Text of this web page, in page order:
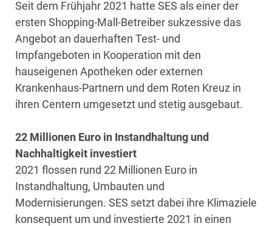
Seit dem Frühjahr 2021 hatte SES als einer der
ersten Shopping-Mall-Betreiber sukzessive das
Angebot an dauerhaften Test- und
Impfangeboten in Kooperation mit den
hauseigenen Apotheken oder externen
Krankenhaus-Partnern und dem Roten Kreuz in
ihren Centern umgesetzt und stetig ausgebaut.
22 Millionen Euro in Instandhaltung und
Nachhaltigkeit investiert
2021 flossen rund 22 Millionen Euro in
Instandhaltung, Umbauten und
Modernisierungen. SES setzt dabei ihre Klimaziele
konsequent um und investierte 2021 in einen